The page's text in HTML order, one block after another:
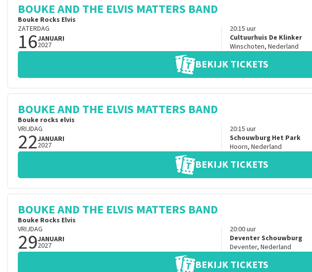
BOUKE AND THE ELVIS MATTERS BAND
Bouke Rocks Elvis
ZATERDAG
16JANUARI
2027
20:15 uur
Cultuurhuis De Klinker
Winschoten, Nederland
BEKIJK TICKETS
BOUKE AND THE ELVIS MATTERS BAND
Bouke rocks elvis
VRIJDAG
22JANUARI
2027
20:15 uur
Schouwburg Het Park
Hoorn, Nederland
BEKIJK TICKETS
BOUKE AND THE ELVIS MATTERS BAND
Bouke Rocks Elvis
VRIJDAG
29JANUARI
2027
20:00uur
Deventer Schouwburg
Deventer, Nederland
BEKIJK TICKETS